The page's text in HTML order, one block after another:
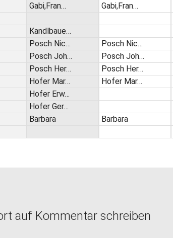
Gabi,Fran…
Kandlbaue…
Posch Nic…
Posch Joh…
Posch Her…
Hofer Mar…
Hofer Erw…
Hofer Ger…
Barbara
Gabi,Fran…
Posch Nic…
Posch Joh…
Posch Her…
Hofer Mar…
Barbara
auf Kommentar schreiben